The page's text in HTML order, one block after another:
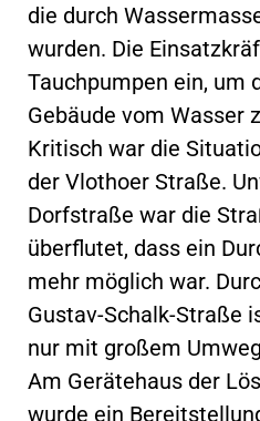
die durch
wurden. Die
Tauchpumpen ein, um
Gebäude vom Wasser
Kritisch war die
der Vlothoer Straße.
Dorfstraße war die
überflutet, dass ein
mehr möglich war.
Gustav-Schalk-Straße
nur mit großem
Am Gerätehaus der
wurde ein